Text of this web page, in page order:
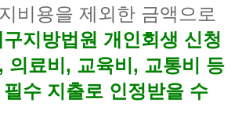
비용을 제외한 금액으로
구지방법원 개인회생 신청
의료비, 교육비, 교통비 등
수 지출로 인정받을 수